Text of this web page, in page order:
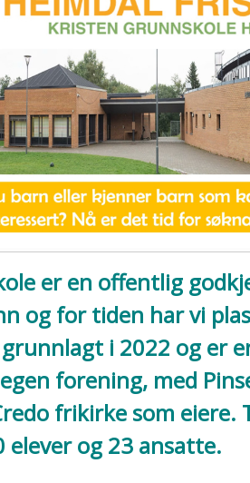
er en offentlig
og for tiden har vi
i 2022 og er
forening, med
frikirke som eiere.
elever og 23 ansatte.